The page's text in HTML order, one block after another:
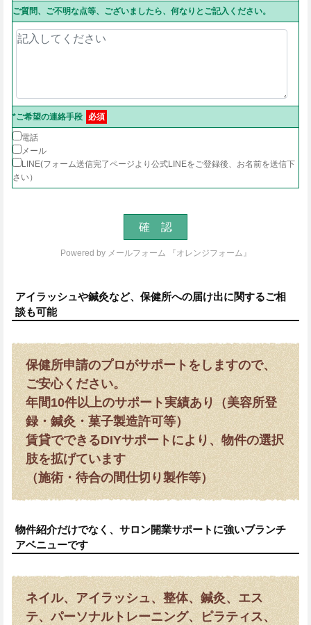
ご質問、ご不明な点等、ございましたら、何なりとご記入ください。
*ご希望の連絡手段 必須
電話
メール
LINE(フォーム送信完了ページより公式LINEをご登録後、お名前を送信下
さい）
Powered by メールフォーム 『オレンジフォーム』
アイラッシュや鍼灸など、保健所への届け出に関するご相
談も可能
保健所申請のプロがサポートをしますので、
ご安心ください。
年間10件以上のサポート実績あり（美容所登
録・鍼灸・菓子製造許可等）
賃貸でできるDIYサポートにより、物件の選択
肢を拡げています
（施術・待合の間仕切り製作等）
物件紹介だけでなく、サロン開業サポートに強いブランチ
アベニューです
ネイル、アイラッシュ、整体、鍼灸、エス
テ、パーソナルトレーニング、ピラティス、